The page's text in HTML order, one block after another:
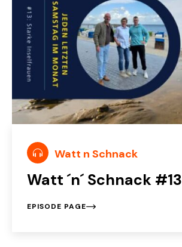
Watt n Schnack
Watt ´n´ Schnack #13
EPISODE PAGE